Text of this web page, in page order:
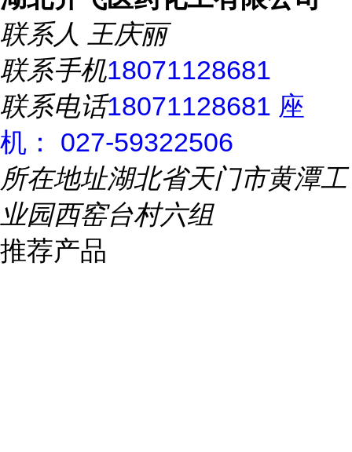
联系人 王庆丽
联系手机18071128681
联系电话18071128681 座
机： 027-59322506
所在地址湖北省天门市黄潭工
业园西窑台村六组
推荐产品